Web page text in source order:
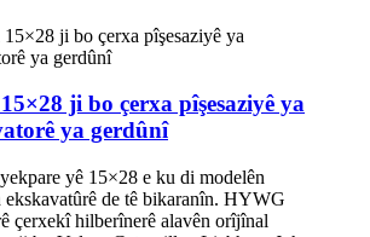
ji bo çerxa pîşesaziyê ya
ya gerdûnî
yê 15×28 e ku di modelên
ekskavatûrê de tê bikaranîn. HYWG
çerxekî hilberînerê alavên orîjînal